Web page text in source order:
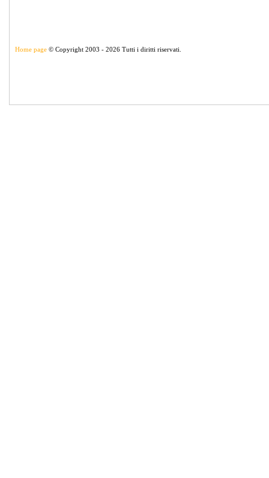
Home page © Copyright 2003 - 2026 Tutti i diritti riservati.